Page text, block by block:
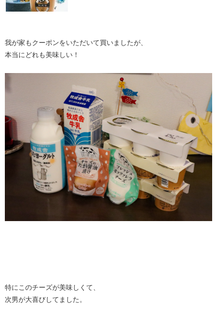
我が家もクーポンをいただいて買いましたが、
本当にどれも美味しい！
特にこのチーズが美味しくて、
次男が大喜びしてました。